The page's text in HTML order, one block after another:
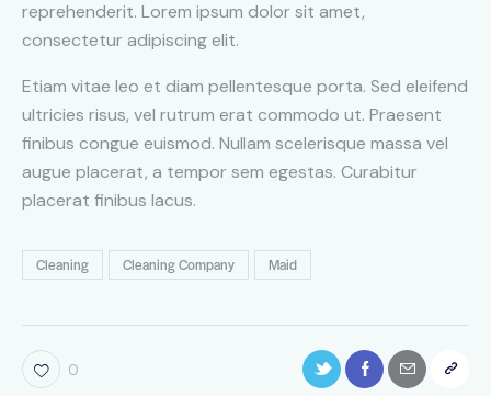
reprehenderit. Lorem ipsum dolor sit amet,
consectetur adipiscing elit.
Etiam vitae leo et diam pellentesque porta. Sed eleifend
ultricies risus, vel rutrum erat commodo ut. Praesent
finibus congue euismod. Nullam scelerisque massa vel
augue placerat, a tempor sem egestas. Curabitur
placerat finibus lacus.
Cleaning Cleaning Company Maid
0